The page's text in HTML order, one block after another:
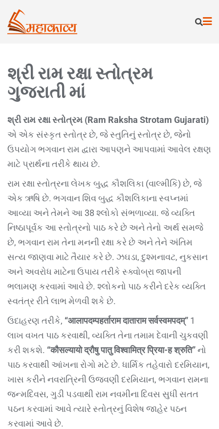
શ્રી રામ રક્ષા સ્તોત્રમ
ગુજરાતી માં
શ્રી રામ રક્ષા સ્તોત્રમ (Ram Raksha Strotam Gujarati)
એ એક સંસ્કૃત સ્તોત્ર છે, જે સ્તુતિનું સ્તોત્ર છે, જેનો
ઉપયોગ ભગવાન રામ દ્વારા આપણને આપવામાં આવેલ રક્ષણ
માટે પ્રાર્થના તરીકે થાય છે.
રામ રક્ષા સ્તોત્રના લેખક બુદ્ધ કૌશલિકા (વાલ્મીકિ) છે, જે
એક ઋષિ છે. ભગવાન શિવ બુદ્ધ કૌશલિકાના સ્વપ્નમાં
આવ્યા અને તેમને આ 38 શ્લોકો સંભળાવ્યા. જે વ્યક્તિ
નિષ્ઠાપૂર્વક આ સ્તોત્રનો પાઠ કરે છે અને તેનો અર્થ સમજે
છે, ભગવાન રામ તેના મનની રક્ષા કરે છે અને તેને અંતિમ
સત્ય જાણવા માટે તૈયાર કરે છે. ઝઘડા, દુશ્મનાવટ, નુકસાન
અને અવરોધ માટેના ઉપાય તરીકે સ્ક્વોબ્રા જાપની
ભલામણ કરવામાં આવે છે. શ્લોકનો પાઠ કરીને દરેક વ્યક્તિ
સ્વતંત્ર રીતે લાભ મેળવી શકે છે.
ઉદાહરણ તરીકે, “आलापदम्पहर्ताराम दाताराम सर्वस्वमपदम्” 1
લાખ વખત પાઠ કરવાથી, વ્યક્તિ તેના તમામ દેવાની ચુકવણી
કરી શકશે. “कौसल्यायो द्रौषु पातु विश्वामित्र प्रिया-ह श्रुति”નો
પાઠ કરવાથી આંખના રોગો મટે છે. ધાર્મિક તહેવારો દરમિયાન,
ખાસ કરીને નવરાત્રિની ઉજવણી દરમિયાન, ભગવાન રામના
જન્મદિવસ, ગુડી પડવાથી રામ નવમીના દિવસ સુધી સતત
પઠન કરવામાં આવે ત્યારે સ્તોત્રનું વિશેષ જાહેર પઠન
કરવામાં આવે છે.